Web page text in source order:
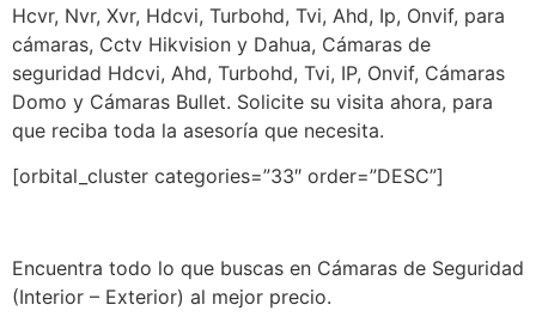
Hcvr, Nvr, Xvr, Hdcvi, Turbohd, Tvi, Ahd, Ip, Onvif, para
cámaras, Cctv Hikvision y Dahua, Cámaras de
seguridad Hdcvi, Ahd, Turbohd, Tvi, IP, Onvif, Cámaras
Domo y Cámaras Bullet. Solicite su visita ahora, para
que reciba toda la asesoría que necesita.
[orbital_cluster categories=”33″ order=”DESC”]
Encuentra todo lo que buscas en Cámaras de Seguridad
(Interior – Exterior) al mejor precio.